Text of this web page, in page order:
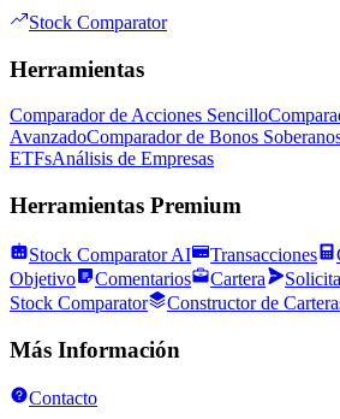
Stock Comparator
Herramientas
Comparador de Acciones Sencillo
AvanzadoComparador de Bonos
ETFsAnálisis de Empresas
Herramientas Premium
Stock Comparator AI Transacciones
Objetivo
Comentarios Cartera
Stock Comparator
Constructor de
Más Información
Contacto